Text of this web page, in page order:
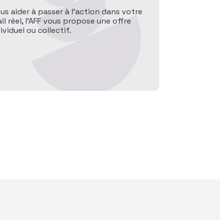
aider à passer à l’action dans votre
l’AFF vous propose une offre
ou collectif.